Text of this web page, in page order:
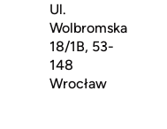
Ul.
Wolbromska
18/1B, 53-
148
Wrocław